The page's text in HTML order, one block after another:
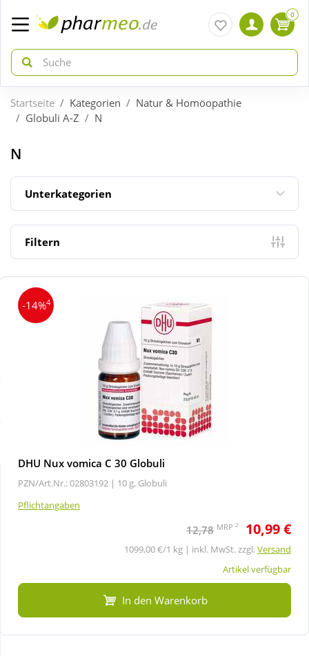
zurück
ÜBERSICHT AKTIONEN
Aktuelle Coupons
Neuheiten
Sale
Täglich gut versorgt
zurück
ÜBERSICHT KATEGORIEN
Arzneimittel
Diabetes
Körperpflege & Kosmetik
Nahrungsergänzung
Natur & Homöopathie
Tierbedarf
0
Startseite Kategorien
Natur & Homöopathie
Globuli A-Z
N
N
Unterkategorien
Filtern
-14%4
DHU Nux vomica C 30 Globuli
PZN/Art.Nr.: 02803192 | 10 g, Globuli
Pflichtangaben
12,78 MRP 2 10,99 €
1099,00 €/1 kg | inkl. MwSt. zzgl.Versand
Artikel verfügbar
In den Warenkorb